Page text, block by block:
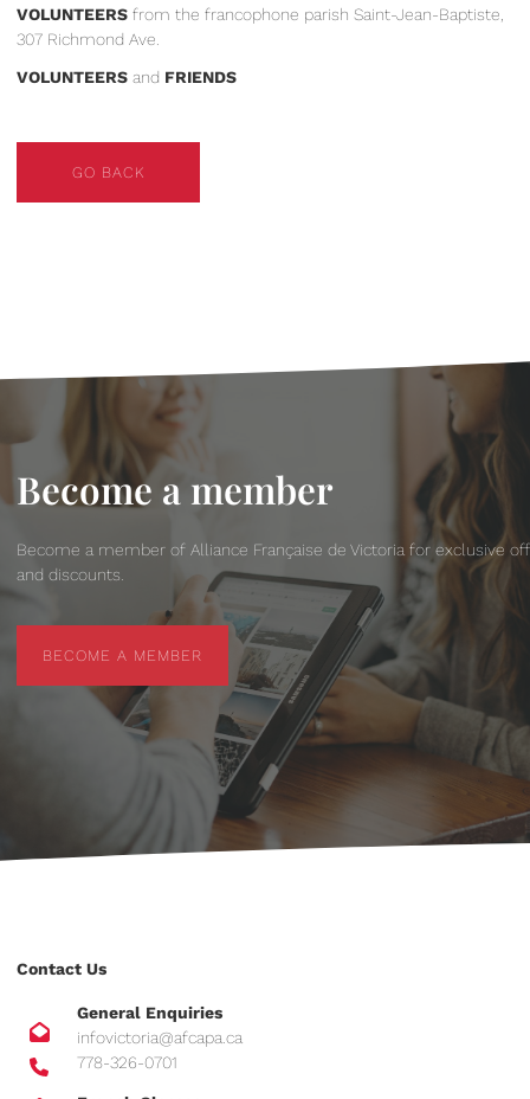
VOLUNTEERS from the francophone parish Saint-Jean-Baptiste,
307 Richmond Ave.
VOLUNTEERS and FRIENDS
GO BACK
Become a member
Become a member of Alliance Française de Victoria for exclusive
and discounts.
BECOME A MEMBER
Contact Us
General Enquiries
infovictoria@afcapa.ca
778-326-0701